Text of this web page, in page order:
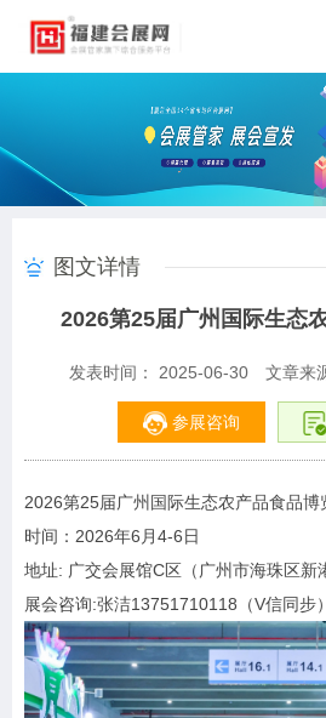
北京站 广东站 重庆站
安徽站
山东站 山西站
甘肃站
新疆站
四川站
图文详情
2026第25届广州国际生态
发表时间： 2025-06-30 文章来
参展咨询
2026第25届广州国际生态农产品食品博
时间：2026年6月4-6日
地址: 广交会展馆C区（广州市海珠区新
展会咨询:张洁13751710118（V信同步）